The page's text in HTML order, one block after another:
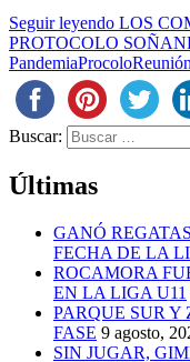
Seguir leyendo LOS
PROTOCOLO
PandemiaProcoloReunión
Buscar:
Últimas
GANÓ
FECHA DE LA
ROCAMORA
EN LA LIGA U11
PARQUE SUR
FASE 9 agosto,
SIN JUGAR,